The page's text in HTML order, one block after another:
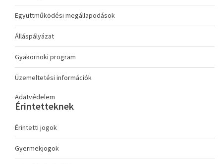
Együttműködési megállapodások
Álláspályázat
Gyakornoki program
Üzemeltetési információk
Adatvédelem
Érintetteknek
Érintetti jogok
Gyermekjogok